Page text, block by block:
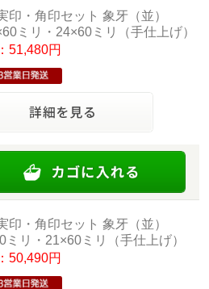
印・角印セット 象牙（並）
ミリ・24×60ミリ（手仕上げ）
51,480円
印・角印セット 象牙（並）
ミリ・21×60ミリ（手仕上げ）
50,490円